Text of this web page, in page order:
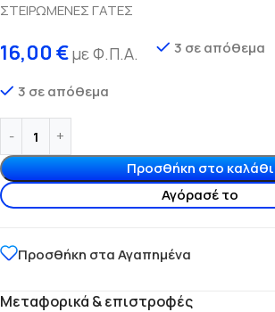
ΣΤΕΙΡΩΜΕΝΕΣ ΓΑΤΕΣ
16,00 €με Φ.Π.Α. 3 σε απόθεμα
3 σε απόθεμα
Προσθήκη στο καλάθι
Αγόρασέ το
Προσθήκη στα Αγαπημένα
Μεταφορικά & επιστροφές